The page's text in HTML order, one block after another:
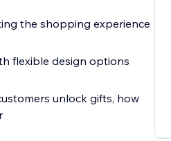
the shopping experience
flexible design options
unlock gifts, how